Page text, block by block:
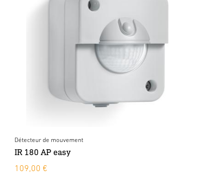
Détecteur de mouvement
IR 180 AP easy
109,00 €